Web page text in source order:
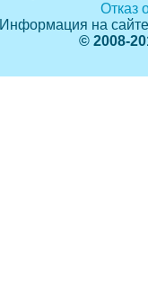
Отказ
Информация на
© 2008-